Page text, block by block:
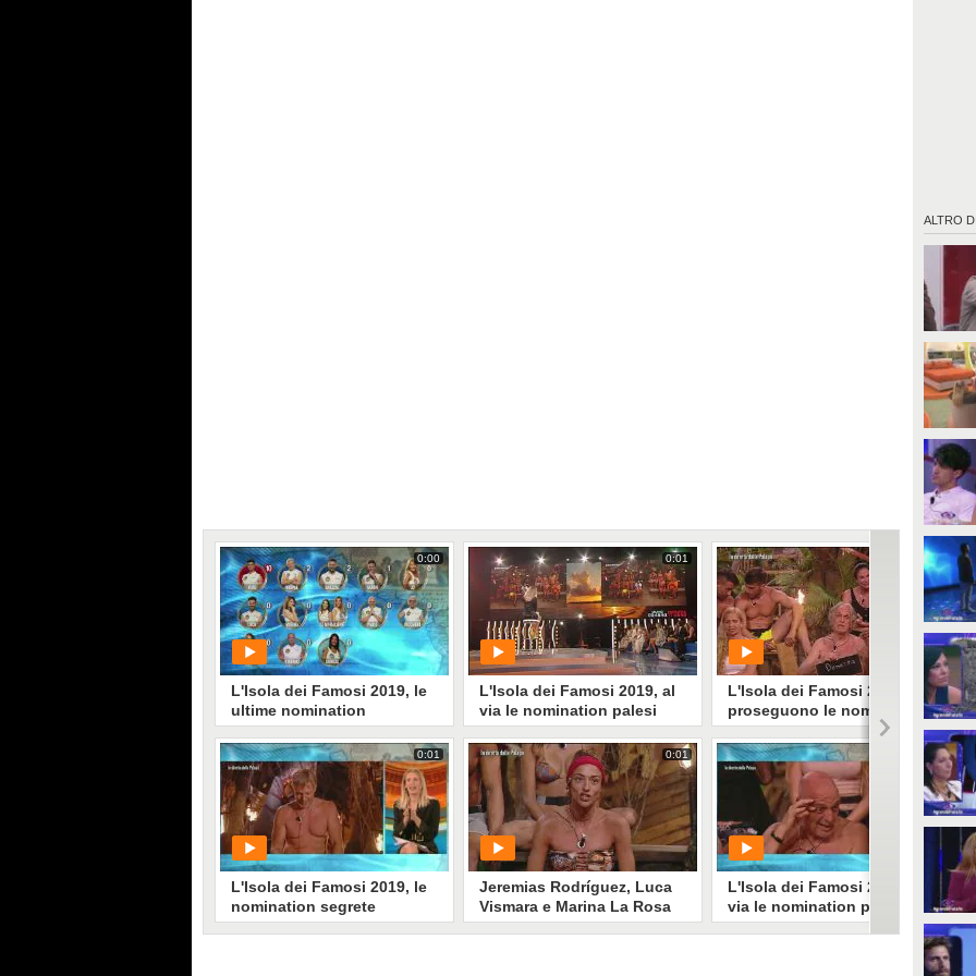
ALTRO DI
0:00
L'Isola dei Famosi 2019, le
ultime nomination
PLAY
657 • di Mediaset
0:01
L'Isola dei Famosi 2019, le
nomination segrete
0:01
L'Isola dei Famosi 2019, al
via le nomination palesi
PLAY
583• di Mediaset
0:01
Jeremias Rodríguez, Luca
Vismara e Marina La Rosa
sono in nomination a
0:01
L'Isola dei Famosi 2019,
proseguono le nomination
palesi
PLAY
171• diMediaset
0:01
L'Isola dei Famosi 2019, al
via le nomination palesi